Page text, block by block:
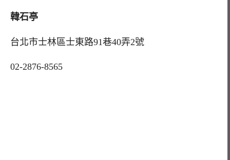
韓石亭
台北市士林區士東路91巷40弄2號
02-2876-8565